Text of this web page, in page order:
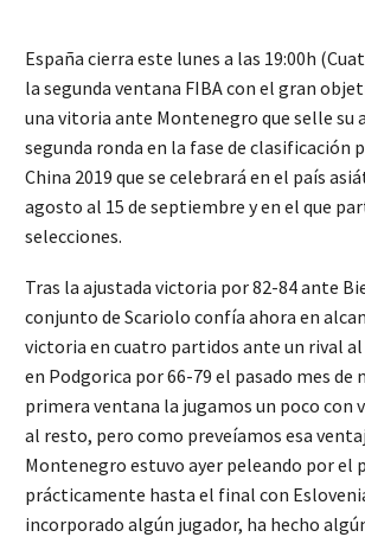
España cierra este lunes a las 19:00h
la segunda ventana FIBA con el gran
una vitoria ante Montenegro que selle su
segunda ronda en la fase de clasificación
China 2019 que se celebrará en el país
agosto al 15 de septiembre y en el que
selecciones.
Tras la ajustada victoria por 82-84 ante
conjunto de Scariolo confía ahora en
victoria en cuatro partidos ante un rival al
en Podgorica por 66-79 el pasado mes de
primera ventana la jugamos un poco con
al resto, pero como preveíamos esa
Montenegro estuvo ayer peleando por el
prácticamente hasta el final con
incorporado algún jugador, ha hecho